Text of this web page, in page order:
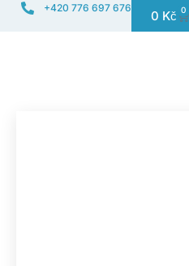
+420 776 697 676
0 Kč 0